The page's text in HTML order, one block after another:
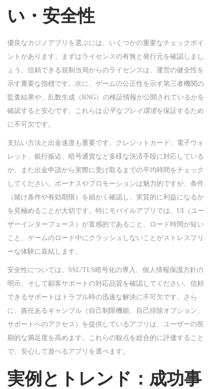
い・安全性
優良なカジノアプリを選ぶには、いくつかの重要なチェックポイ
ントがあります。まずはライセンスの有無と発行元を確認しまし
ょう。信頼できる規制当局からのライセンスは、運営の健全性を
示す重要な指標です。次に、ゲームの公正性を示す第三者機関の
監査結果や、乱数生成（RNG）の検証情報が公開されているかを
確認すると安心です。これらは公平なプレイ環境を保証するため
に不可欠です。
支払い方法と出金速度も重要です。クレジットカード、電子ウォ
レット、銀行振込、暗号通貨など多様な決済手段に対応している
か、また出金申請から実際に受け取るまでの平均時間をチェック
してください。ボーナスやプロモーションは魅力的ですが、条件
（賭け条件や有効期限）を細かく確認し、実質的に利益になるか
を見極めることが大切です。特にモバイルアプリでは、UI（ユー
ザーインターフェース）が直感的であること、ロード時間が短い
こと、ゲームのロード中にクラッシュしないことがストレスフリ
ーな体験に直結します。
安全性については、SSL/TLS暗号化の導入、個人情報保護方針の
明示、そして顧客サポートの対応品質を確認してください。信頼
できるサポートはトラブル時の迅速な解決に不可欠です。さら
に、責任あるギャンブル（自己制限機能、自己排除オプション、
サポートへのアクセス）を提供しているアプリは、ユーザーの長
期的な満足度を高めます。これらの観点を総合的に評価すること
で、安心して遊べるアプリを選べます。
実例とトレンド：成功事